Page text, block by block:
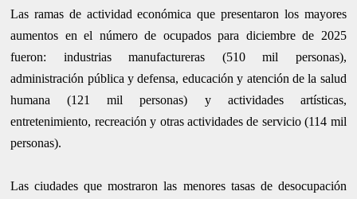
Las ramas de actividad económica que presentaron los mayores
aumentos en el número de ocupados para diciembre de 2025
fueron: industrias manufactureras (510 mil personas),
administración pública y defensa, educación y atención de la salud
humana (121 mil personas) y actividades artísticas,
entretenimiento, recreación y otras actividades de servicio (114 mil
personas).
Las ciudades que mostraron las menores tasas de desocupación